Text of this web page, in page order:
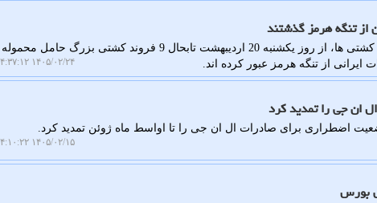
کار در محل: بر مبنای داده های ردیابی کشتی ها، از روز یکشنبه 20 اردیبهشت تابحال 9 فروند کشتی بزرگ حامل محموله
از تنگه هرمز عبور کرده اند.
۱۴۰۵/۰۲/۲۴ ۱۴:۳۷:۱۲
ان جی را تمدید کرد
اضطراری برای صادرات ال ان جی را تا اواسط ماه ژوئن تمدید کرد.
۱۴۰۵/۰۲/۱۵ ۱۴:۱۰:۲۲